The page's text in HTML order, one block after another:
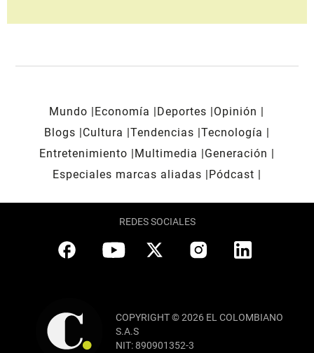
Mundo Economía Deportes
Opinión
Blogs
Cultura Tendencias Tecnología
Entretenimiento
Multimedia
Generación
Especiales marcas aliadas
Pódcast
REDES SOCIALES
COPYRIGHT © 2026 EL COLOMBIANO
S.A.S
NIT: 890901352-3